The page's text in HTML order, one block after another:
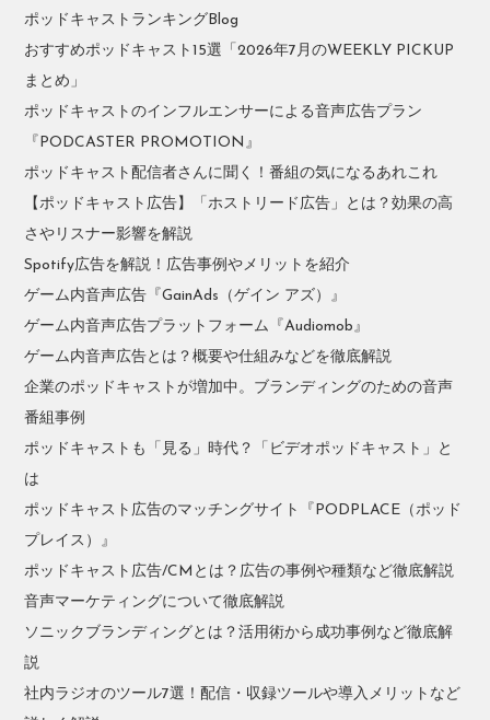
ポッドキャストランキングBlog
おすすめポッドキャスト15選「2026年7月のWEEKLY PICKUP
まとめ」
ポッドキャストのインフルエンサーによる音声広告プラン
『PODCASTER PROMOTION』
ポッドキャスト配信者さんに聞く！番組の気になるあれこれ
【ポッドキャスト広告】「ホストリード広告」とは？効果の高
さやリスナー影響を解説
Spotify広告を解説！広告事例やメリットを紹介
ゲーム内音声広告『GainAds（ゲイン アズ）』
ゲーム内音声広告プラットフォーム『Audiomob』
ゲーム内音声広告とは？概要や仕組みなどを徹底解説
企業のポッドキャストが増加中。ブランディングのための音声
番組事例
ポッドキャストも「見る」時代？「ビデオポッドキャスト」と
は
ポッドキャスト広告のマッチングサイト『PODPLACE（ポッド
プレイス）』
ポッドキャスト広告/CMとは？広告の事例や種類など徹底解説
音声マーケティングについて徹底解説
ソニックブランディングとは？活用術から成功事例など徹底解
説
社内ラジオのツール7選！配信・収録ツールや導入メリットなど